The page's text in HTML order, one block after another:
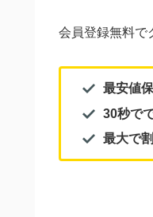
会員登録無料で
最安値
30秒で
最大で